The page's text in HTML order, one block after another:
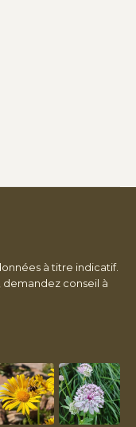
à titre indicatif.
conseil à